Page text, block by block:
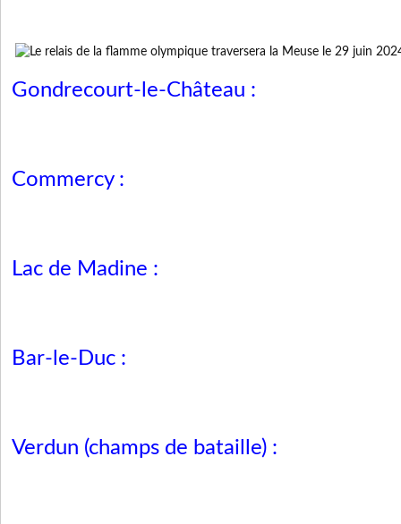
Gondrecourt-le-Château :
Commercy :
Lac de Madine :
Bar-le-Duc :
Verdun (champs de bataille) :